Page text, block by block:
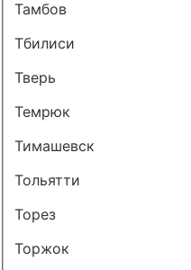
Тамбов
Тбилиси
Тверь
Темрюк
Тимашевск
Тольятти
Торез
Торжок